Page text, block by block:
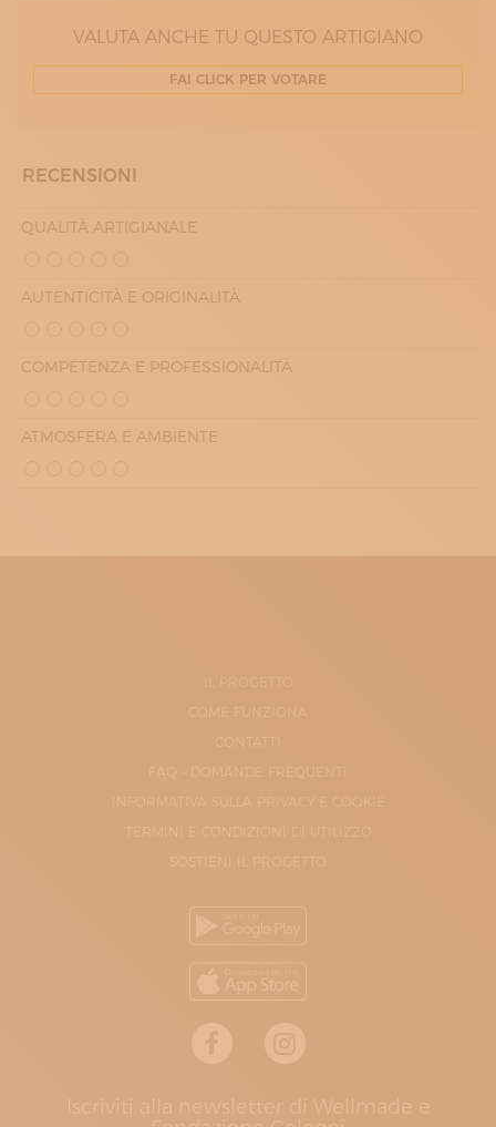
VALUTA ANCHE TU QUESTO ARTIGIANO
FAI CLICK PER VOTARE
RECENSIONI
QUALITÀ ARTIGIANALE
AUTENTICITÀ E ORIGINALITÀ
COMPETENZA E PROFESSIONALITÀ
ATMOSFERA E AMBIENTE